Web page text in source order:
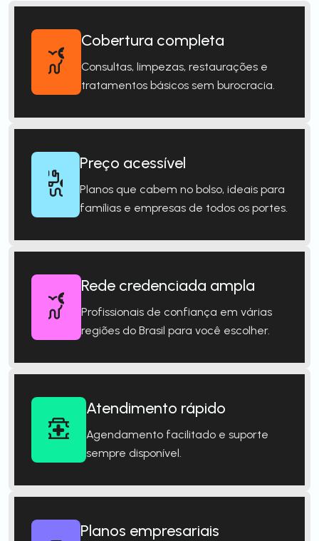
Cobertura completa
Consultas, limpezas, restaurações e
tratamentos básicos sem burocracia.
Preço acessível
Planos que cabem no bolso, ideais para
famílias e empresas de todos os portes.
Rede credenciada ampla
Profissionais de confiança em várias
regiões do Brasil para você escolher.
Atendimento rápido
Agendamento facilitado e suporte
sempre disponível.
Planos empresariais